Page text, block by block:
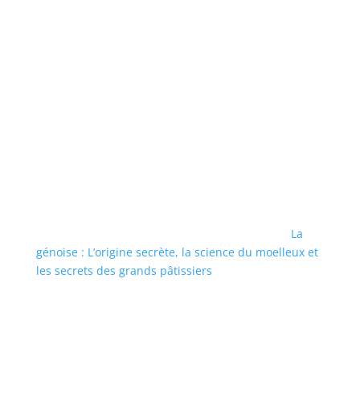
La
génoise : L’origine secrète, la science du moelleux et
les secrets des grands pâtissiers